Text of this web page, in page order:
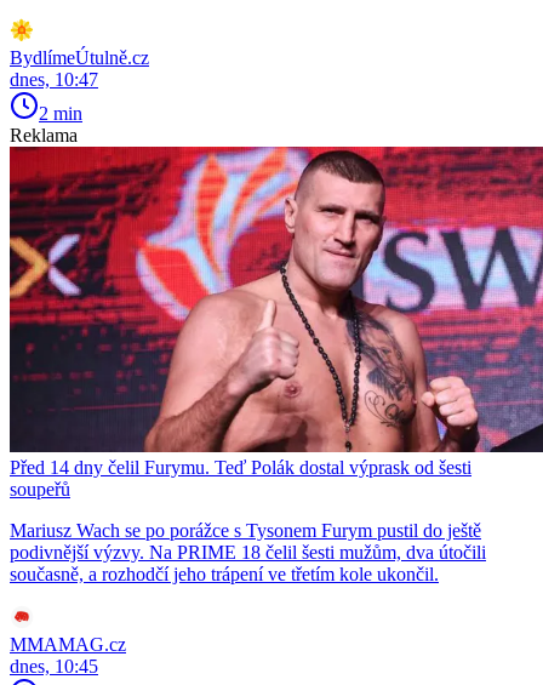
BydlímeÚtulně.cz
dnes, 10:47
2 min
Reklama
Před 14 dny čelil Furymu. Teď Polák dostal výprask od šesti
soupeřů
Mariusz Wach se po porážce s Tysonem Furym pustil do ještě
podivnější výzvy. Na PRIME 18 čelil šesti mužům, dva útočili
současně, a rozhodčí jeho trápení ve třetím kole ukončil.
MMAMAG.cz
dnes, 10:45